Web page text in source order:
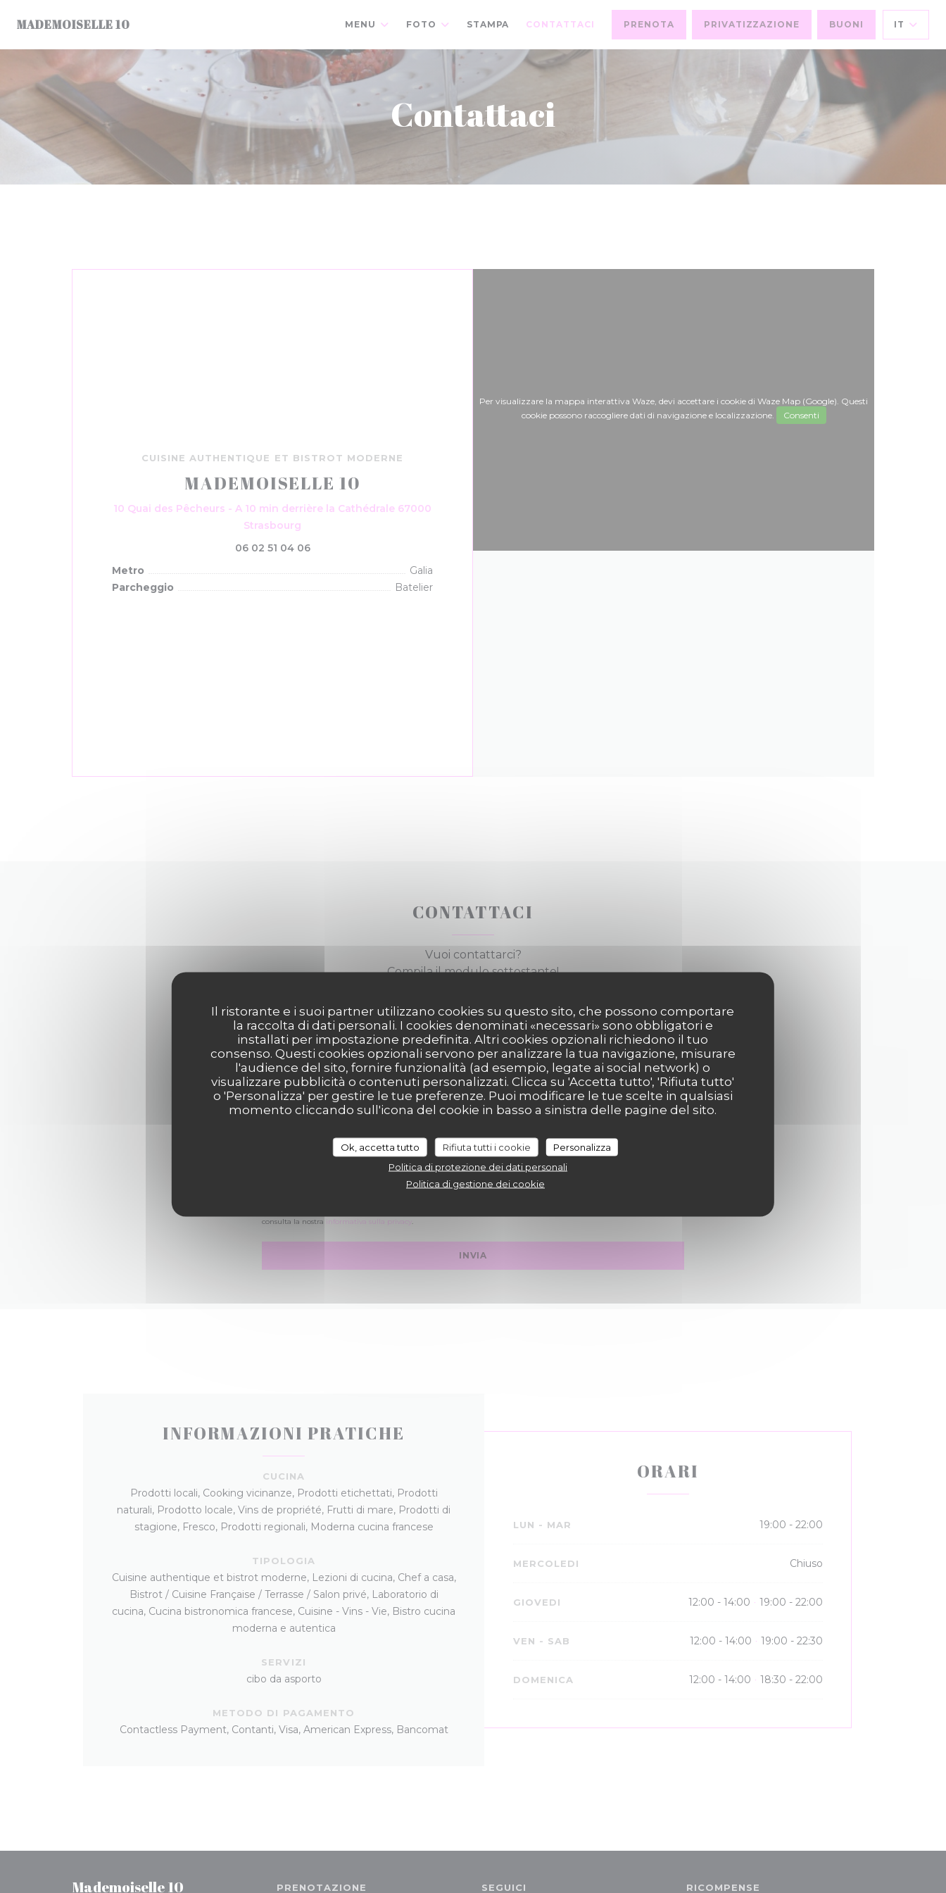
Il ristorante e i suoi partner utilizzano cookies su questo sito, che possono comportare
la raccolta di dati personali. I cookies denominati «necessari» sono obbligatori e
installati per impostazione predefinita. Altri cookies opzionali richiedono il tuo
consenso. Questi cookies opzionali servono per analizzare la tua navigazione, misurare
l'audience del sito, fornire funzionalità (ad esempio, legate ai social network) o
visualizzare pubblicità o contenuti personalizzati. Clicca su 'Accetta tutto', 'Rifiuta tutto'
o 'Personalizza' per gestire le tue preferenze. Puoi modificare le tue scelte in qualsiasi
momento cliccando sull'icona del cookie in basso a sinistra delle pagine del sito.
Ok, accetta tutto Rifiuta tutti i cookie
Personalizza
Politica di protezione dei dati personali
Politica di gestione dei cookie
MADEMOISELLE 10 MENU FOTO STAMPA CONTATTACI PRENOTA PRIVATIZZAZIONE BUONI IT
Contattaci
CUISINE AUTHENTIQUE ET BISTROT MODERNE
MADEMOISELLE 10
10 Quai des Pêcheurs - A 10 min derrière la Cathédrale 67000
Strasbourg
06 02 51 04 06
Metro
Galia
Parcheggio
Batelier
Per visualizzare la mappa interattiva Waze, devi accettare i cookie di Waze Map (Google). Questi
cookie possono raccogliere dati di navigazione e localizzazione.
Consenti
CONTATTACI
Vuoi contattarci?
Compila il modulo sottostante!
In conformità al Codice del Consumo, hai il diritto di opporti alle chiamate commerciali iscrivendoti al Registro
consulta la nostra
informativa sulla privacy .
INFORMAZIONI PRATICHE
CUCINA
Prodotti locali, Cooking vicinanze, Prodotti etichettati, Prodotti
naturali, Prodotto locale, Vins de propriété, Frutti di mare, Prodotti di
stagione, Fresco, Prodotti regionali, Moderna cucina francese
TIPOLOGIA
Cuisine authentique et bistrot moderne, Lezioni di cucina, Chef a casa,
Bistrot / Cuisine Française / Terrasse / Salon privé, Laboratorio di
cucina, Cucina bistronomica francese, Cuisine - Vins - Vie, Bistro cucina
moderna e autentica
SERVIZI
cibo da asporto
METODO DI PAGAMENTO
Contactless Payment, Contanti, Visa, American Express, Bancomat
ORARI
LUN - MAR 19:00 - 22:00
MERCOLEDI Chiuso
GIOVEDI 12:00 - 14:00 • 19:00 - 22:00
VEN - SAB 12:00 - 14:00 • 19:00 - 22:30
DOMENICA 12:00 - 14:00 • 18:30 - 22:00
Mademoiselle 10 PRENOTAZIONE SEGUICI RICOMPENSE
MADEMOISELLE 10